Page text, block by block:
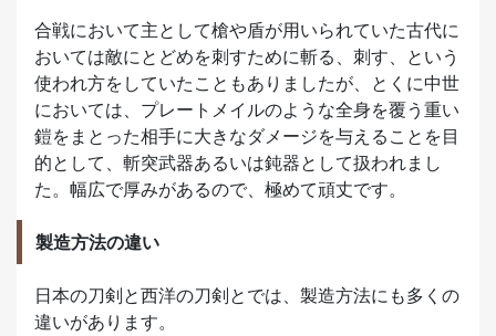
合戦において主として槍や盾が用いられていた古代に
おいては敵にとどめを刺すために斬る、刺す、という
使われ方をしていたこともありましたが、とくに中世
においては、プレートメイルのような全身を覆う重い
鎧をまとった相手に大きなダメージを与えることを目
的として、斬突武器あるいは鈍器として扱われまし
た。幅広で厚みがあるので、極めて頑丈です。
製造方法の違い
日本の刀剣と西洋の刀剣とでは、製造方法にも多くの
違いがあります。